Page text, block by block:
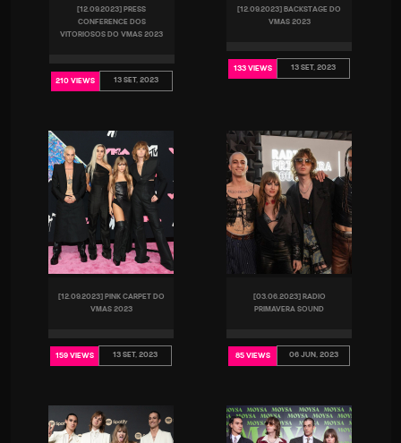
[12.09.2023] PRESS
CONFERENCE DOS
VITORIOSOS DO VMAS 2023
210 VIEWS 13 SET, 2023
[12.09.2023] BACKSTAGE DO
VMAS 2023
133 VIEWS 13 SET, 2023
[12.09.2023] PINK CARPET DO
VMAS 2023
159 VIEWS 13 SET, 2023
[03.06.2023] RADIO
PRIMAVERA SOUND
85 VIEWS 06 JUN, 2023